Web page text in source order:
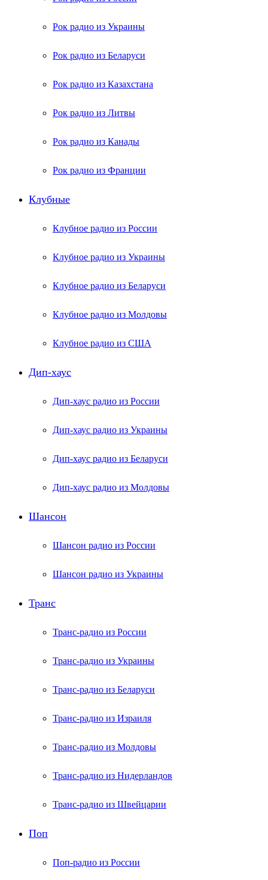
Рок радио из Украины
Рок радио из Беларуси
Рок радио из Казахстана
Рок радио из Литвы
Рок радио из Канады
Рок радио из Франции
Клубные
Клубное радио из России
Клубное радио из Украины
Клубное радио из Беларуси
Клубное радио из Молдовы
Клубное радио из США
Дип-хаус
Дип-хаус радио из России
Дип-хаус радио из Украины
Дип-хаус радио из Беларуси
Дип-хаус радио из Молдовы
Шансон
Шансон радио из России
Шансон радио из Украины
Транс
Транс-радио из России
Транс-радио из Украины
Транс-радио из Беларуси
Транс-радио из Израиля
Транс-радио из Молдовы
Транс-радио из Нидерландов
Транс-радио из Швейцарии
Поп
Поп-радио из России